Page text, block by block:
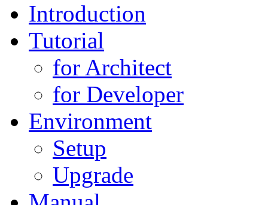
Introduction
Tutorial
for Architect
for Developer
Environment
Setup
Upgrade